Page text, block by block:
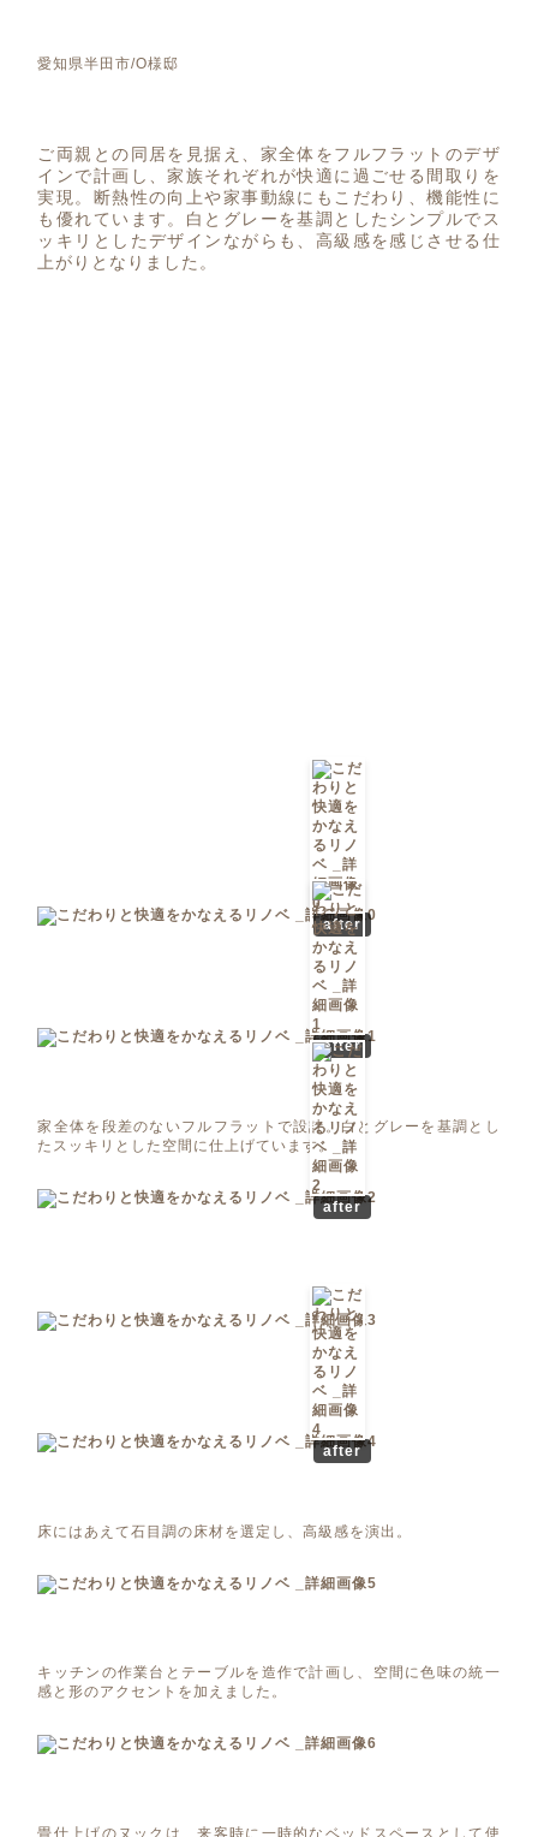
愛知県半田市/O様邸
ご両親との同居を見据え、家全体をフルフラットのデザ
インで計画し、家族それぞれが快適に過ごせる間取りを
実現。断熱性の向上や家事動線にもこだわり、機能性に
も優れています。白とグレーを基調としたシンプルでス
ッキリとしたデザインながらも、高級感を感じさせる仕
上がりとなりました。
after
after
家全体を段差のないフルフラットで設計。白とグレーを基調とし
たスッキリとした空間に仕上げています。
after
after
床にはあえて石目調の床材を選定し、高級感を演出。
キッチンの作業台とテーブルを造作で計画し、空間に色味の統一
感と形のアクセントを加えました。
畳仕上げのヌックは、来客時に一時的なベッドスペースとして使